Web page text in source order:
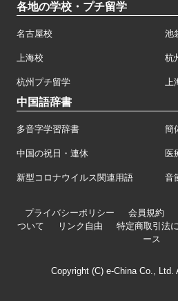
各地の学校・プチ留学
名古屋校 池
上海校 杭
杭州プチ留学 上
中国語辞書
多音字学習辞書 簡
中国の祝日・連休 医
新型コロナウイルス関連用語 音
プライバシーポリシー 会員規約
ついて
リンク自由 特定商取引法
ース
Copyright (C) e-China Co., Ltd.